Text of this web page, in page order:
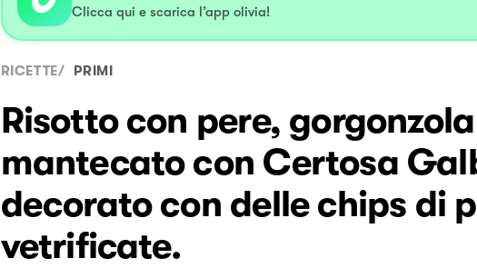
Clicca qui e scarica l’app olivia!
RICETTE/ PRIMI
Risotto con pere,
mantecato con Certosa
decorato con delle chips di
vetrificate.